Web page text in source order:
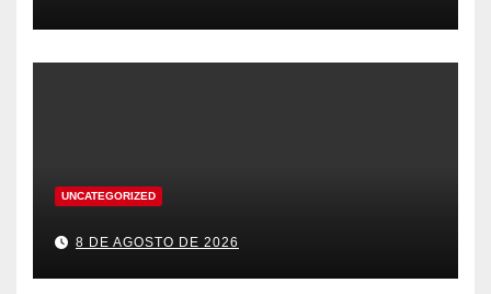
UNCATEGORIZED
8 DE AGOSTO DE 2026